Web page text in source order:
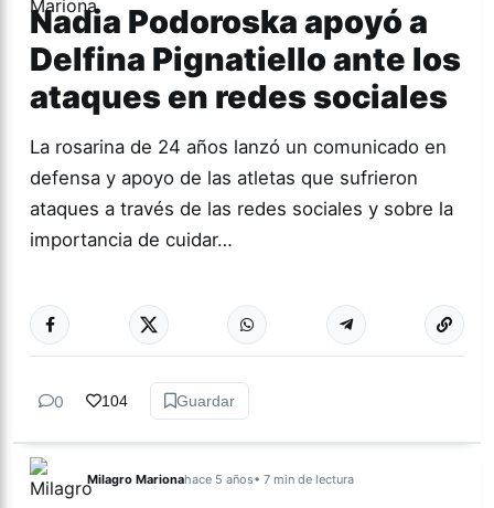
Nadia Podoroska apoyó a
Delfina Pignatiello ante los
ataques en redes sociales
La rosarina de 24 años lanzó un comunicado en
defensa y apoyo de las atletas que sufrieron
ataques a través de las redes sociales y sobre la
importancia de cuidar…
DEPORTES Más
0 104 Guardar
Milagro Marionahace 5 años• 7 min de lectura